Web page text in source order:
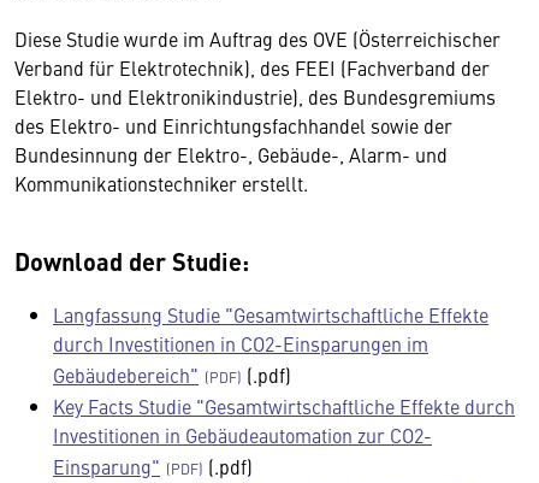
Diese Studie wurde im Auftrag des OVE (Österreichischer
Verband für Elektrotechnik), des FEEI (Fachverband der
Elektro- und Elektronikindustrie), des Bundesgremiums
des Elektro- und Einrichtungsfachhandel sowie der
Bundesinnung der Elektro-, Gebäude-, Alarm- und
Kommunikationstechniker erstellt.
Download der Studie:
Langfassung Studie "Gesamtwirtschaftliche Effekte
durch Investitionen in CO2-Einsparungen im
Gebäudebereich"
(.pdf)
Key Facts Studie "Gesamtwirtschaftliche Effekte durch
Investitionen in Gebäudeautomation zur CO2-
Einsparung"
(.pdf)